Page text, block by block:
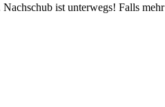
ist unterwegs! Falls